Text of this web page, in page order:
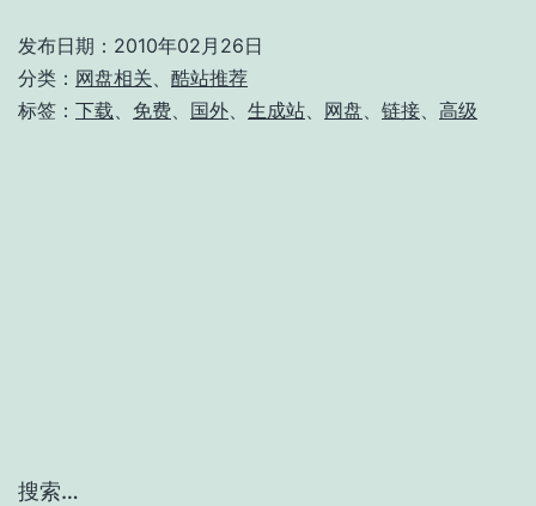
量
直
发布日期： 2010年02月26日
分类： 网盘相关
酷站推荐
标签： 下载 免费 国外 生成站 网盘 链接 高级
搜索…